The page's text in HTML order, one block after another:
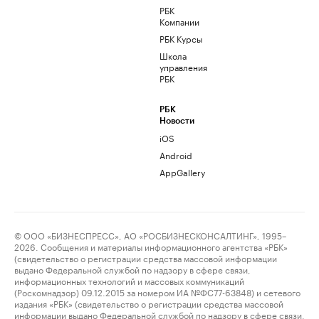
РБК
Компании
РБК Курсы
Школа
управления
РБК
РБК
Новости
iOS
Android
AppGallery
© ООО «БИЗНЕСПРЕСС», АО «РОСБИЗНЕСКОНСАЛТИНГ», 1995–
2026. Сообщения и материалы информационного агентства «РБК»
(свидетельство о регистрации средства массовой информации
выдано Федеральной службой по надзору в сфере связи,
информационных технологий и массовых коммуникаций
(Роскомнадзор) 09.12.2015 за номером ИА №ФС77-63848) и сетевого
издания «РБК» (свидетельство о регистрации средства массовой
информации выдано Федеральной службой по надзору в сфере связи,